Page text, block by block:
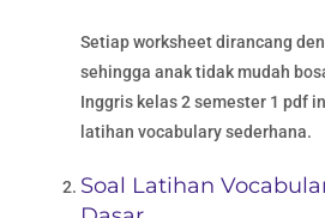
Setiap worksheet dirancang
sehingga anak tidak mudah
Inggris kelas 2 semester 1 pdf
latihan vocabulary sederhana.
Soal Latihan